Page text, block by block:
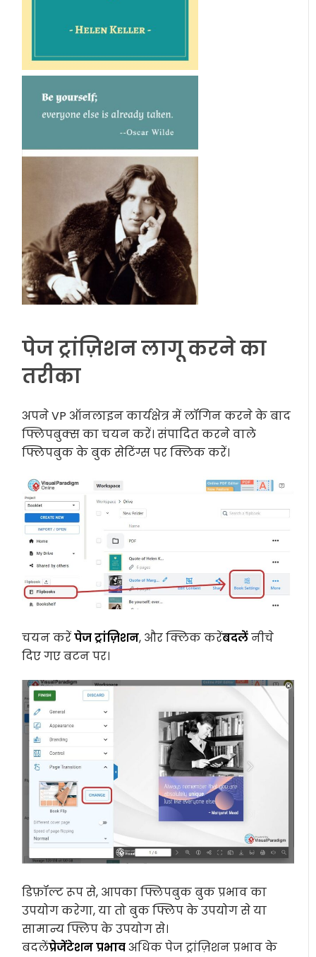
पेज ट्रांज़िशन लागू करने का
तरीका
अपने VP ऑनलाइन कार्यक्षेत्र में लॉगिन करने के बाद
फ्लिपबुक्स का चयन करें। संपादित करने वाले
फ्लिपबुक के बुक सेटिंग्स पर क्लिक करें।
चयन करेंपेज ट्रांज़िशन, और क्लिक करेंबदलेंनीचे
दिए गए बटन पर।
डिफ़ॉल्ट रूप से, आपका फ्लिपबुक बुक प्रभाव का
उपयोग करेगा, या तो बुक फ्लिप के उपयोग से या
सामान्य फ्लिप के उपयोग से।
बदलेंप्रेजेंटेशन प्रभावअधिक पेज ट्रांज़िशन प्रभाव के